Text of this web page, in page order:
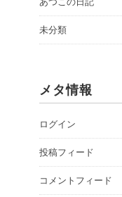
未分類
メタ情報
ログイン
投稿フィード
コメントフィード